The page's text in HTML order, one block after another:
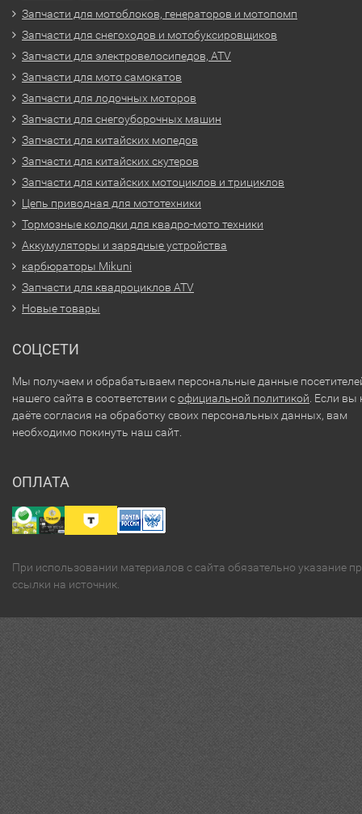
Запчасти для мотоблоков, генераторов и мотопомп
Запчасти для снегоходов и мотобуксировщиков
Запчасти для электровелосипедов, ATV
Запчасти для мото самокатов
Запчасти для лодочных моторов
Запчасти для снегоуборочных машин
Запчасти для китайских мопедов
Запчасти для китайских скутеров
Запчасти для китайских мотоциклов и трициклов
Цепь приводная для мототехники
Тормозные колодки для квадро-мото техники
Аккумуляторы и зарядные устройства
карбюраторы Mikuni
Запчасти для квадроциклов ATV
Новые товары
СОЦСЕТИ
Мы получаем и обрабатываем персональные данные
нашего сайта в соответствии софициальной политикой . Если вы
даёте согласия на обработку своих персональных данных, вам
необходимо покинуть наш сайт.
ОПЛАТА
При использовании материалов с сайта обязательно указание
ссылки на источник.